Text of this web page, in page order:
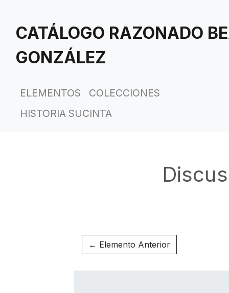
contenido
CATÁLOGO RAZONADO
GONZÁLEZ
ELEMENTOS
COLECCIONES
HISTORIA SUCINTA
← Elemento Anterior